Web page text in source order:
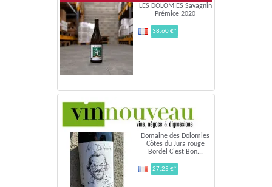
LES DOLOMIES Savagnin
Prémice 2020
38.60 €*
Domaine des Dolomies
Côtes du Jura rouge
Bordel C'est Bon...
27,25 €*